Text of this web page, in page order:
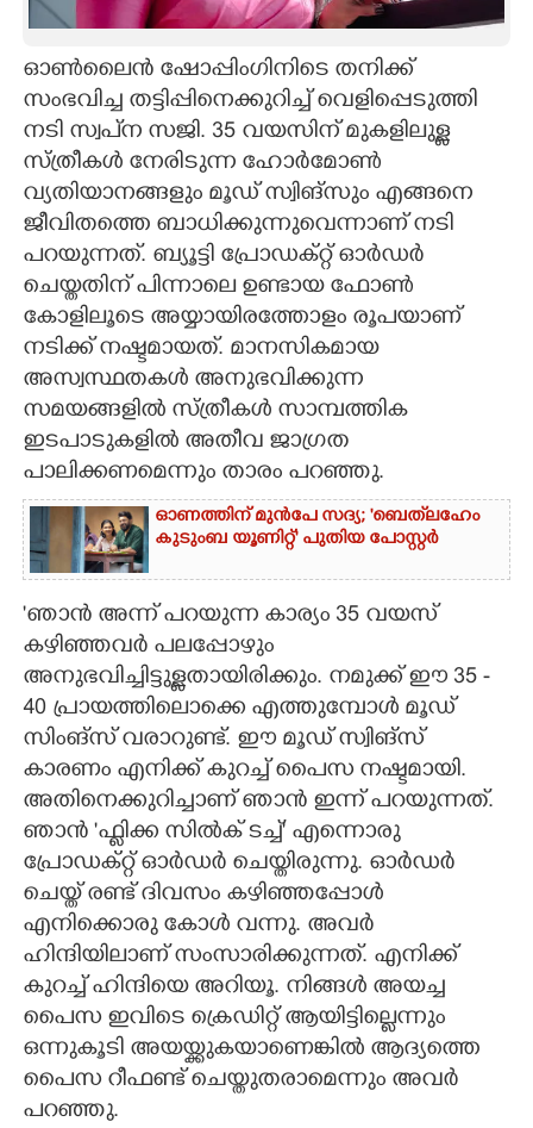
CARTOONS
LITERATURE
ZOOM
CONTACT US
ഓൺലെെൻ ഷോപ്പിംഗിനിടെ തനിക്ക്
സംഭവിച്ച തട്ടിപ്പിനെക്കുറിച്ച് വെളിപ്പെടുത്തി
നടി സ്വപ്‌ന സജി. 35 വയസിന് മുകളിലുള്ള
സ്ത്രീകൾ നേരിടുന്ന ഹോർമോൺ
വ്യതിയാനങ്ങളും മൂഡ് സ്വിങ്സും എങ്ങനെ
ജീവിതത്തെ ബാധിക്കുന്നുവെന്നാണ് നടി
പറയുന്നത്. ബ്യൂട്ടി പ്രോഡക്റ്റ് ഓർഡർ
ചെയ്തതിന് പിന്നാലെ ഉണ്ടായ ഫോൺ
കോളിലൂടെ അയ്യായിരത്തോളം രൂപയാണ്
നടിക്ക് നഷ്ടമായത്. മാനസികമായ
അസ്വസ്ഥതകൾ അനുഭവിക്കുന്ന
സമയങ്ങളിൽ സ്ത്രീകൾ സാമ്പത്തിക
ഇടപാടുകളിൽ അതീവ ജാഗ്രത
പാലിക്കണമെന്നും താരം പറഞ്ഞു.
ഓണത്തിന് മുൻപേ സദ്യ; 'ബെത്‌ലഹേം
കുടുംബ യൂണിറ്റ്' പുതിയ പോസ്റ്റർ
'ഞാൻ അന്ന് പറയുന്ന കാര്യം 35 വയസ്
കഴിഞ്ഞവർ പലപ്പോഴും
അനുഭവിച്ചിട്ടുള്ളതായിരിക്കും. നമുക്ക് ഈ 35 -
40 പ്രായത്തിലൊക്കെ എത്തുമ്പോൾ മൂഡ്
സിംങ്സ് വരാറുണ്ട്. ഈ മൂഡ് സ്വിങ്സ്
കാരണം എനിക്ക് കുറച്ച് പെെസ നഷ്ടമായി.
അതിനെക്കുറിച്ചാണ് ഞാൻ ഇന്ന് പറയുന്നത്.
ഞാൻ 'ഫ്ലിക്ക സിൽക് ടച്ച്' എന്നൊരു
പ്രോഡക്റ്റ് ഓർഡർ ചെയ്തിരുന്നു. ഓർഡർ
ചെയ്ത് രണ്ട് ദിവസം കഴിഞ്ഞപ്പോൾ
എനിക്കൊരു കോൾ വന്നു. അവർ
ഹിന്ദിയിലാണ് സംസാരിക്കുന്നത്. എനിക്ക്
കുറച്ച് ഹിന്ദിയെ അറിയൂ. നിങ്ങൾ അയച്ച
പെെസ ഇവിടെ ക്രെഡിറ്റ് ആയിട്ടില്ലെന്നും
ഒന്നുകൂടി അയയ്ക്കുകയാണെങ്കിൽ ആദ്യത്തെ
പെെസ റീഫണ്ട് ചെയ്തുതരാമെന്നും അവർ
പറഞ്ഞു.